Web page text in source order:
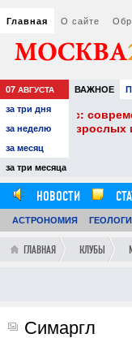
Главная О сайте
07 АВГУСТА ВАЖНОЕ
за три дня
за неделю
за месяц
за три месяца
вид
детей
НОВОСТИ
ОБЗОРЫ
АСТРОНОМИЯ
ГЛАВНАЯ КЛУБЫ
Симаргл